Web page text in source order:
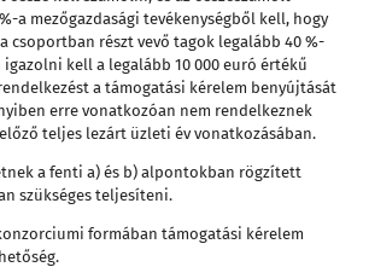
a mezőgazdasági tevékenységből kell, hogy
csoportban részt vevő tagok legalább 40 %-
kell a legalább 10 000 euró értékű
a támogatási kérelem benyújtását
erre vonatkozóan nem rendelkeznek
teljes lezárt üzleti év vonatkozásában.
a fenti a) és b) alpontokban rögzített
szükséges teljesíteni.
formában támogatási kérelem